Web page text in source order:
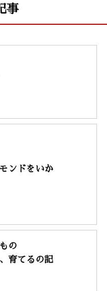
事
ンドをいか
の
育てるの記